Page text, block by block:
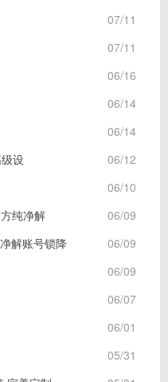
07/11
07/11
06/16
06/14
06/14
06/12
设
06/10
06/09
纯净解
06/09
解账号锁降
06/09
06/07
06/01
05/31